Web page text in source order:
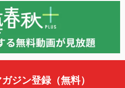
ジン登録（無料）